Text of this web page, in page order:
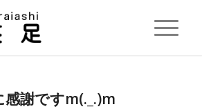
謝ですm(._.)m